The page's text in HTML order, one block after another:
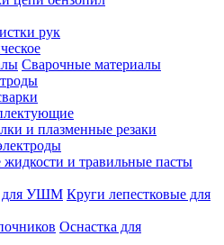
рук
Сварочные материалы
и плазменные резаки
и травильные пасты
Круги лепестковые для
Оснастка для